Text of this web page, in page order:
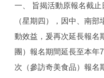
一、 旨揭活動原報名截
（星期四），因中、南
動效益，爰再次延長報名
團）報名期間延長至本年
次（參訪奇美食品）報名